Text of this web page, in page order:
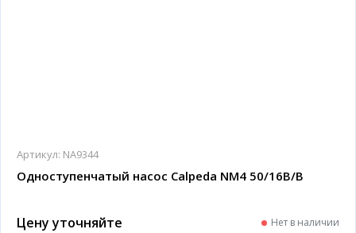
Артикул: NA9344
Одноступенчатый насос Calpeda NM4 50/16B/B
Цену уточняйте Нет в наличии